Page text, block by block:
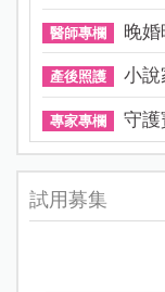
醫師專欄 晚
產後照護 小說
專家專欄 守護
試用募集